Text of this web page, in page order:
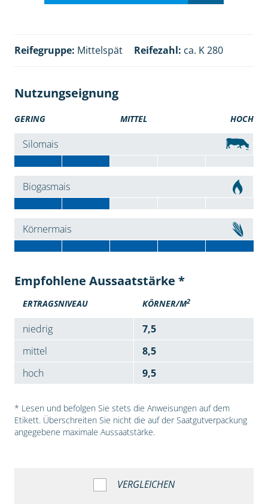
Reifegruppe: Mittelspät Reifezahl: ca. K 280
Nutzungseignung
GERING MITTEL HOCH
Silomais
Biogasmais
Körnermais
Empfohlene Aussaatstärke *
ERTRAGSNIVEAU KÖRNER/M2
niedrig
7,5
mittel
8,5
hoch
9,5
* Lesen und befolgen Sie stets die Anweisungen auf dem
Etikett. Überschreiten Sie nicht die auf der Saatgutverpackung
angegebene maximale Aussaatstärke.
VERGLEICHEN